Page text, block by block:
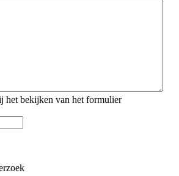
het bekijken van het formulier